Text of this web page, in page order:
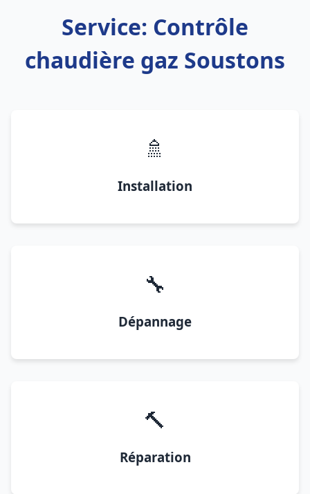
Service: Contrôle
chaudière gaz Soustons
🚿
Installation
🔧
Dépannage
🔨
Réparation